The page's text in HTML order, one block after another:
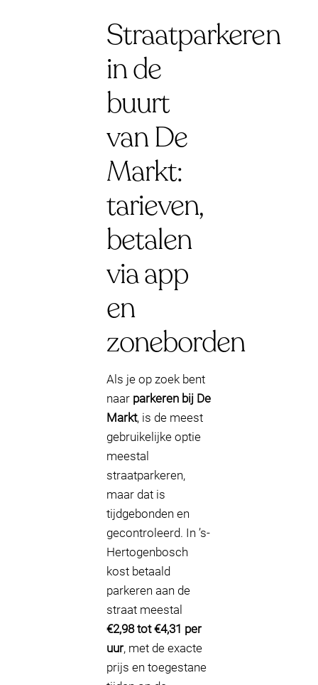
Straatparkeren
in de
buurt
van De
Markt:
tarieven,
betalen
via app
en
zoneborden
Als je op zoek bent
naar parkeren bij De
Markt, is de meest
gebruikelijke optie
meestal
straatparkeren,
maar dat is
tijdgebonden en
gecontroleerd. In ’s-
Hertogenbosch
kost betaald
parkeren aan de
straat meestal
€2,98 tot €4,31 per
uur, met de exacte
prijs en toegestane